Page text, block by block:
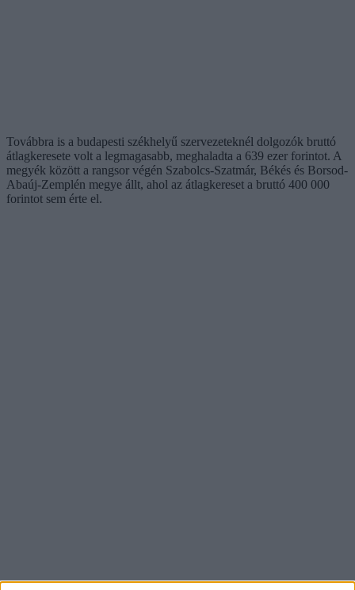
Továbbra is a budapesti székhelyű szervezeteknél dolgozók bruttó
átlagkeresete volt a legmagasabb, meghaladta a 639 ezer forintot. A
megyék között a rangsor végén Szabolcs-Szatmár, Békés és Borsod-
Abaúj-Zemplén megye állt, ahol az átlagkereset a bruttó 400 000
forintot sem érte el.